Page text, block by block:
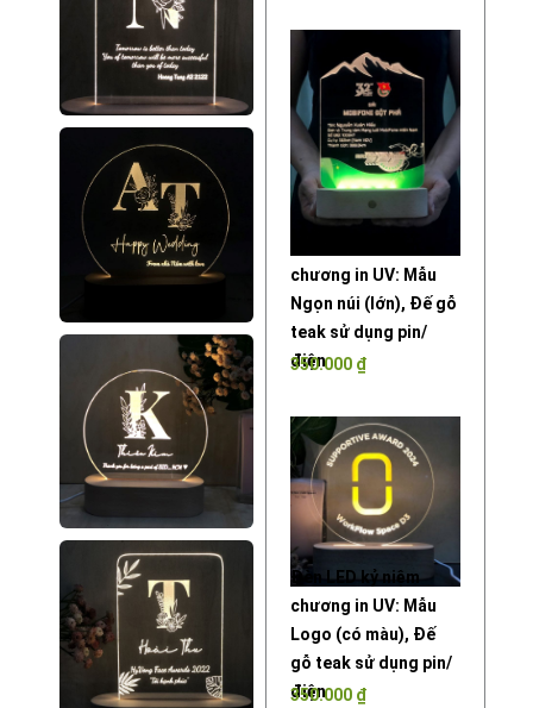
chương in UV: Mẫu
Ngọn núi (lớn), Đế gỗ
teak sử dụng pin/
điện
350.000 ₫
Đèn LED kỷ niệm
chương in UV: Mẫu
Logo (có màu), Đế
gỗ teak sử dụng pin/
điện
350.000 ₫